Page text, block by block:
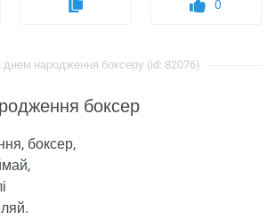
0
днем ​​народження боксеру (id: 82076)
боксер
боксер,